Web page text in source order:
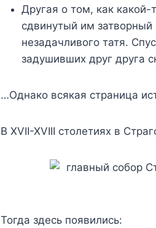
Другая о том, как
сдвинутый им
незадачливого татя.
задушивших друг друга
…Однако всякая страница
В XVII-XVIII столетиях в
Тогда здесь появились: